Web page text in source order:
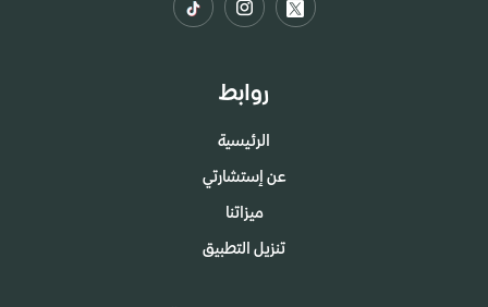
روابط
الرئيسية
عن إستشارتي
ميزاتنا
تنزيل التطبيق